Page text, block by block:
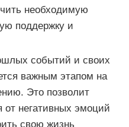
необходимую
поддержку и
событий и своих
важным этапом на
Это позволит
от негативных эмоций
свою жизнь